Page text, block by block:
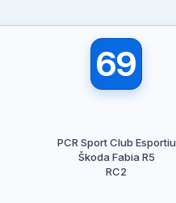
69
PCR Sport Club Esportiu
Škoda Fabia R5
RC2